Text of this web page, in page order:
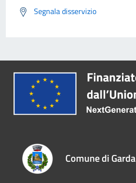
Segnala disservizio
Comune di Garda